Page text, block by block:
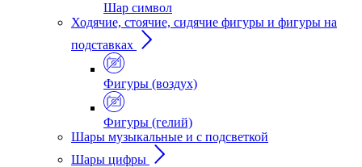
Шар символ
Ходячие, стоячие, сидячие фигуры и фигуры на
подставках
Фигуры (воздух)
Фигуры (гелий)
Шары музыкальные и с подсветкой
Шары цифры